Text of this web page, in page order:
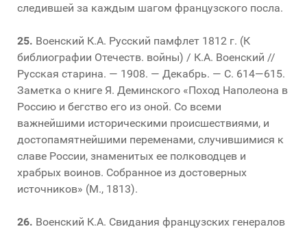
следившей за каждым шагом французского посла.
25. Военский К.А. Русский памфлет 1812 г. (К
библиографии Отечеств. войны) / К.А. Военский //
Русская старина. — 1908. — Декабрь. — С. 614—615.
Заметка о книге Я. Деминского «Поход Наполеона в
Россию и бегство его из оной. Со всеми
важнейшими историческими происшествиями, и
достопамятнейшими переменами, случившимися к
славе России, знаменитых ее полководцев и
храбрых воинов. Собранное из достоверных
источников» (М., 1813).
26. Военский К.А. Свидания французских генералов